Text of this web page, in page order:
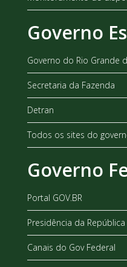
Governo
Governo do Rio Grande
Secretaria da Fazenda
Detran
Todos os sites do
Governo
Portal GOV.BR
Presidência da República
Canais do Gov Federal